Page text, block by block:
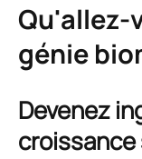
Qu'allez-
génie
Devenez
croissance